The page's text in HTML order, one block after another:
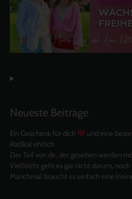
Neueste Beiträge
Ein Geschenk für dich
und eine
Radikal ehrlich
Der Teil von dir, der gesehen werden
Vielleicht geht es gar nicht darum,
Manchmal braucht es einfach eine